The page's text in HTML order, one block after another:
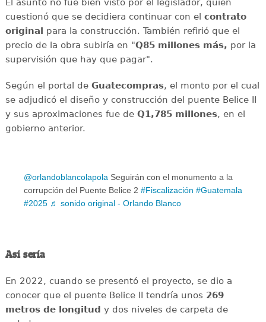
cuestionó que se decidiera continuar con el contrato
original para la construcción. También refirió que el
precio de la obra subiría en "Q85 millones más, por la
supervisión que hay que pagar".
Según el portal de Guatecompras, el monto por el cual
se adjudicó el diseño y construcción del puente Belice II
y sus aproximaciones fue deQ1,785 millones, en el
gobierno anterior.
@orlandoblancolapola Seguirán con el monumento a la
corrupción del Puente Belice 2 #Fiscalización #Guatemala
#2025 ♬ sonido original - Orlando Blanco
Así sería
En 2022, cuando se presentó el proyecto, se dio a
conocer que el puente Belice II tendría unos 269
metros de longitud y dos niveles de carpeta de